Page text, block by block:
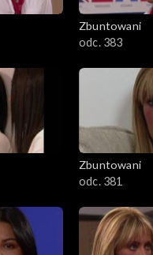
Zbuntowani
odc. 383
Zbuntowani
odc. 381